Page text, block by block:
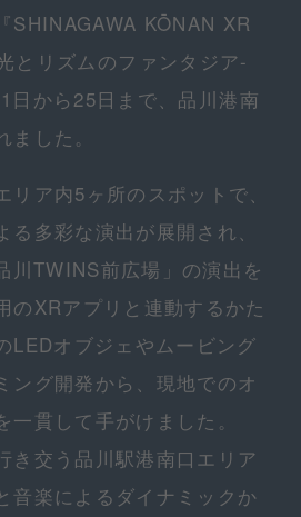
SHINAGAWA KŌNAN XR
リズムのファンタジア-
日から25日まで、品川港南
した。
ア内5ヶ所のスポットで、
多彩な演出が展開され、
川TWINS前広場」の演出を
のXRアプリと連動するかた
LEDオブジェやムービング
ング開発から、現地でのオ
貫して手がけました。
き交う品川駅港南口エリア
音楽によるダイナミックか